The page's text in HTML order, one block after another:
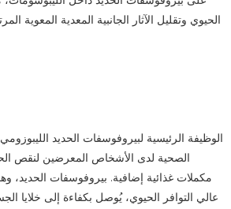
الحيوي وتقليل الآثار الجانبية المعدية المعوية
الوظيفة الرئيسية لبيروفوسفات الحديد
الصحية لدى الأشخاص المعرضين لنقص
مكملات غذائية إضافية. بيروفوسفات
عالي التوافر الحيوي، يُوصل بكفاءة إلى خلايا